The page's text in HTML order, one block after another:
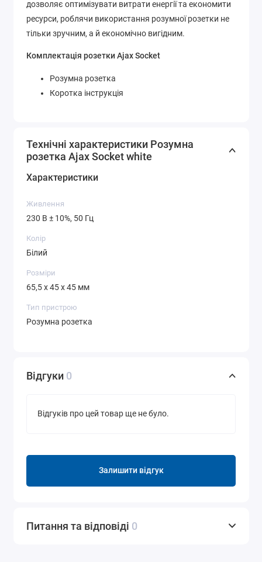
дозволяє оптимізувати витрати енергії та економити
ресурси, роблячи використання розумної розетки не
тільки зручним, а й економічно вигідним.
Комплектація розетки Ajax Socket
Розумна розетка
Коротка інструкція
Технічні характеристики Розумна
розетка Ajax Socket white
Характеристики
Живлення
230 В ± 10%, 50 Гц
Колір
Білий
Розміри
65,5 х 45 х 45 мм
Тип пристрою
Розумна розетка
Відгуки 0
Відгуків про цей товар ще не було.
Залишити відгук
Питання та відповіді 0